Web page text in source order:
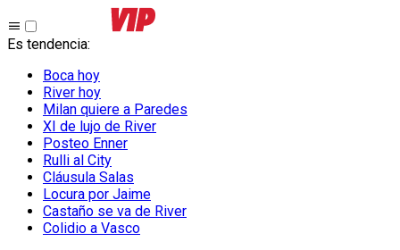
Es tendencia:
Boca hoy
River hoy
Milan quiere a Paredes
XI de lujo de River
Posteo Enner
Rulli al City
Cláusula Salas
Locura por Jaime
Castaño se va de River
Colidio a Vasco